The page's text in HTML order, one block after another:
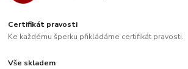
Certifikát pravosti
Ke každému šperku přikládáme certifikát pravosti.
Vše skladem